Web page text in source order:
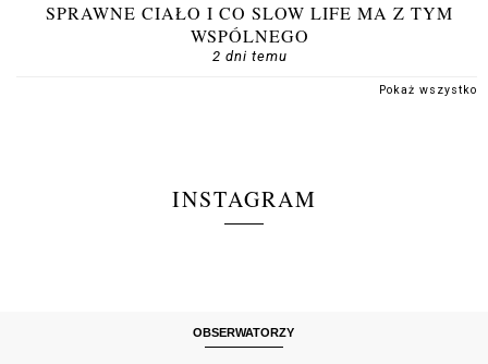
SPRAWNE CIAŁO I CO SLOW LIFE MA Z TYM
WSPÓLNEGO
2 dni temu
Pokaż wszystko
INSTAGRAM
OBSERWATORZY